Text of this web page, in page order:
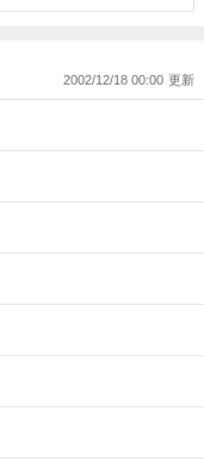
2002/12/18 00:00